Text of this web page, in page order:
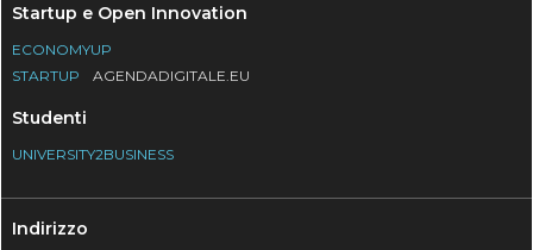
Startup e Open Innovation
ECONOMYUP
STARTUP
AGENDADIGITALE.EU
Studenti
UNIVERSITY2BUSINESS
Indirizzo